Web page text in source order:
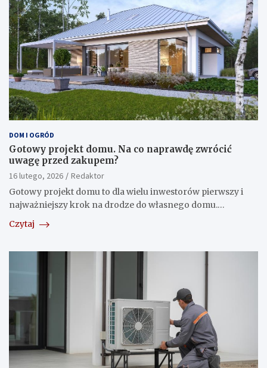
DOM I OGRÓD
Gotowy projekt domu. Na co naprawdę zwrócić
uwagę przed zakupem?
16 lutego, 2026
Redaktor
Gotowy projekt domu to dla wielu inwestorów pierwszy i
najważniejszy krok na drodze do własnego domu.…
Czytaj